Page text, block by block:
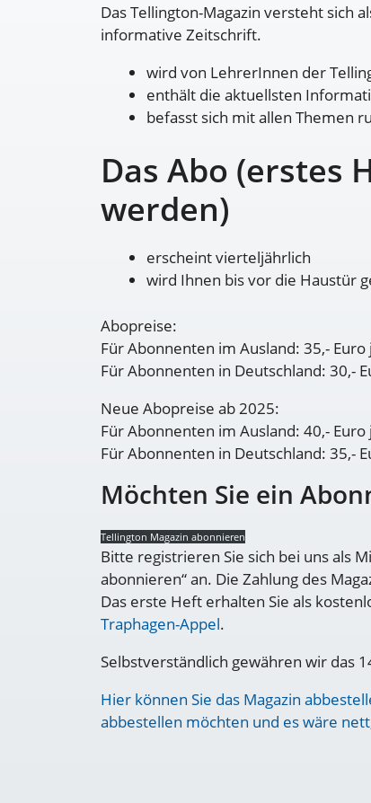
Das Tellington-Magazin versteht sich
informative Zeitschrift.
wird von LehrerInnen der
enthält die aktuellsten
befasst sich mit allen Themen
Das Abo (erstes
werden)
erscheint vierteljährlich
wird Ihnen bis vor die Haustür
Abopreise:
Für Abonnenten im Ausland: 35,- Euro
Für Abonnenten in Deutschland: 30,-
Neue Abopreise ab 2025:
Für Abonnenten im Ausland: 40,- Euro
Für Abonnenten in Deutschland: 35,-
Möchten Sie ein
Tellington Magazin abonnieren
Bitte registrieren Sie sich bei uns als
abonnieren“ an. Die Zahlung des
Das erste Heft erhalten Sie als
Traphagen-Appel.
Selbstverständlich gewähren wir das
Hier können Sie das Magazin
abbestellen möchten und es wäre